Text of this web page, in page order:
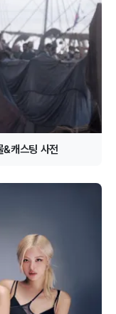
캐스팅 사전